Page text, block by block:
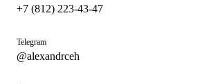
+7 (812) 223-43-47
Telegram
@alexandrceh